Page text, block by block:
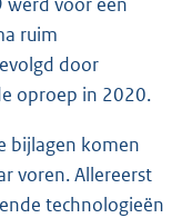
ruim
door
oproep in 2020.
bijlagen komen
voren. Allereerst
technologieën